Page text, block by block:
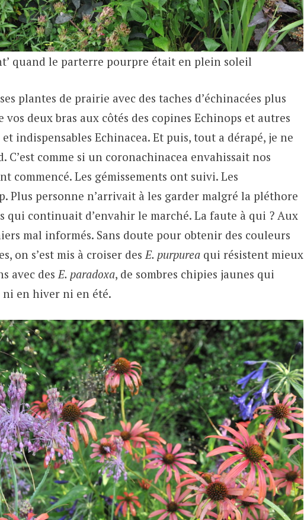
quand le parterre pourpre était en plein soleil
plantes de prairie avec des taches d’échinacées plus
deux bras aux côtés des copines Echinops et autres
indispensables Echinacea. Et puis, tout a dérapé, je ne
C’est comme si un coronachinacea envahissait nos
commencé. Les gémissements ont suivi. Les
Plus personne n’arrivait à les garder malgré la pléthore
qui continuait d’envahir le marché. La faute à qui ? Aux
mal informés. Sans doute pour obtenir des couleurs
on s’est mis à croiser des E. purpureaqui résistent mieux
avec des E. paradoxa, de sombres chipies jaunes qui
ni en hiver ni en été.